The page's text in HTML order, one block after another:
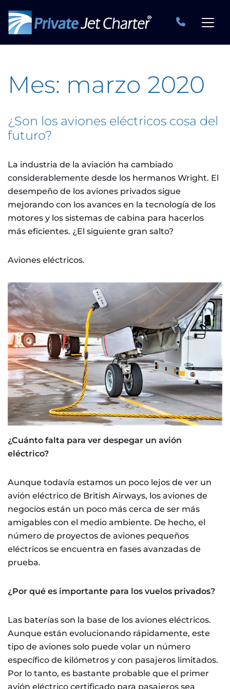
Mes: marzo 2020
¿Son los aviones eléctricos cosa del
futuro?
La industria de la aviación ha cambiado
considerablemente desde los hermanos Wright. El
desempeño de los aviones privados sigue
mejorando con los avances en la tecnología de los
motores y los sistemas de cabina para hacerlos
más eficientes. ¿El siguiente gran salto?
Aviones eléctricos.
¿Cuánto falta para ver despegar un avión
eléctrico?
Aunque todavía estamos un poco lejos de ver un
avión eléctrico de British Airways, los aviones de
negocios están un poco más cerca de ser más
amigables con el medio ambiente. De hecho, el
número de proyectos de aviones pequeños
eléctricos se encuentra en fases avanzadas de
prueba.
¿Por qué es importante para los vuelos privados?
Las baterías son la base de los aviones eléctricos.
Aunque están evolucionando rápidamente, este
tipo de aviones solo puede volar un número
específico de kilómetros y con pasajeros limitados.
Por lo tanto, es bastante probable que el primer
avión eléctrico certificado para pasajeros sea